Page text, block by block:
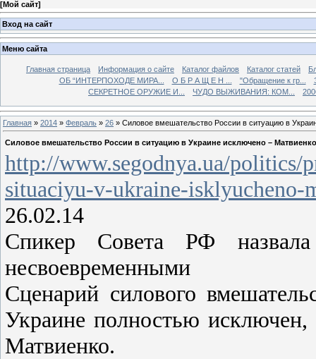
[Мой сайт]
Вход на сайт
Меню сайта
Главная страница Информация о сайте Каталог файлов Каталог статей
ОБ “ИНТЕРПОХОДЕ МИРА...
О Б Р А Щ Е Н ... "Обращение к гр...
СЕКРЕТНОЕ ОРУЖИЕ И...
ЧУДО ВЫЖИВАНИЯ: КОМ...
Главная » 2014 » Февраль » 26 » Силовое вмешательство России в ситуацию в
Силовое вмешательство России в ситуацию в Украине исключено – Матвиенко
http://www.segodnya.ua/politics/
situaciyu-v-ukraine-isklyucheno-
26.02.14
Спикер Совета РФ назвала
несвоевременными
Сценарий силового
Украине полностью
Матвиенко.